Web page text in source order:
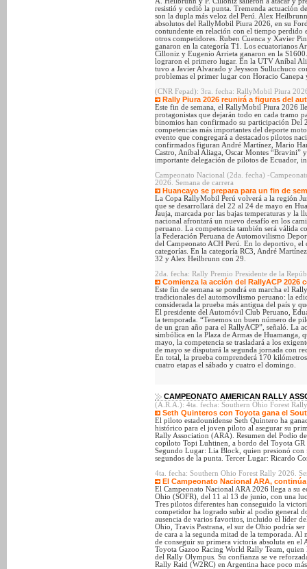
resistió y cedió la punta. Tremenda actuación
son la dupla más veloz del Perú. Alex
absolutos del RallyMobil Piura 2026, en su
contundente en relación con el tiempo perdido
otros competidores. Ruben Cuenca y Xavier
ganaron en la categoría T1. Los ecuatorianos
Cilloniz y Eugenio Arrieta ganaron en la
lograron el primero lugar. En la UTV Aníbal
tuvo a Javier Alvarado y Jeysson Sulluchuco
problemas el primer lugar con Horacio Canepa
(CNR Fepad): 3ra. fecha: RallyMobil Piura
Rally Piura 2026 reunirá a figuras del
Este fin de semana, el RallyMobil Piura 2026
protagonistas que dejarán todo en cada tramo
binomios han confirmado su participación Del
competencias más importantes del deporte
evento que congregará a destacados pilotos
confirmados figuran André Martínez, Mario
Castro, Aníbal Aliaga, Oscar Montes “Bravini”
importante delegación de pilotos de Ecuador,
Campeonato Nacional (2da. fecha) -
2026. Semana de carrera
Huancayo se prepara para un fin de
La Copa RallyMobil Perú volverá a la región
que se desarrollará del 22 al 24 de mayo en
Jauja, marcada por las bajas temperaturas y la
nacional afrontará un nuevo desafío en los
peruano. La competencia también será válida
la Federación Peruana de Automovilismo
del Campeonato ACH Perú. En lo deportivo, el
categorías. En la categoría RC3, André
32 y Alex Heilbrunn con 29.
2da. fecha: Rally Premio Presidente de la
Comienza la acción del RallyACP 2026
Este fin de semana se pondrá en marcha el
tradicionales del automovilismo peruano: la
considerada la prueba más antigua del país y
El presidente del Automóvil Club Peruano,
la temporada. “Tenemos un buen número de
de un gran año para el RallyACP”, señaló. La
simbólica en la Plaza de Armas de
mayo, la competencia se trasladará a los
de mayo se disputará la segunda jornada con
En total, la prueba comprenderá 170
cuatro etapas el sábado y cuatro el domingo.
CAMPEONATO AMERICAN RALLY
(A.R.A.): 4ta. fecha: Southern Ohio Forest
Seth Quinteros con Toyota gana el
El piloto estadounidense Seth Quintero ha
histórico para el joven piloto al asegurar su
Rally Association (ARA). Resumen del Podio
copiloto Topi Luhtinen, a bordo del Toyota
Segundo Lugar: Lia Block, quien presionó
segundos de la punta. Tercer Lugar: Ricardo
4ta. fecha: Southern Ohio Forest Rally 2026.
El Campeonato Nacional ARA,
El Campeonato Nacional ARA 2026 llega a su
Ohio (SOFR), del 11 al 13 de junio, con una
Tres pilotos diferentes han conseguido la
competidor ha logrado subir al podio general
ausencia de varios favoritos, incluido el líder
Ohio, Travis Pastrana, el sur de Ohio podría
de cara a la segunda mitad de la temporada. Al
de conseguir su primera victoria absoluta en el
Toyota Gazoo Racing World Rally Team,
del Rally Olympus. Su confianza se ve
Rally Raid (W2RC) en Argentina hace poco